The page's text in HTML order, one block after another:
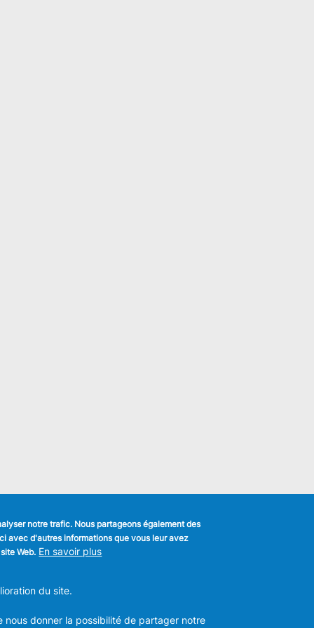
Charte de bonne conduite et de
notre trafic. Nous partageons également des
avec d'autres informations que vous leur avez
Web. En savoir plus
du site.
nous donner la possibilité de partager notre